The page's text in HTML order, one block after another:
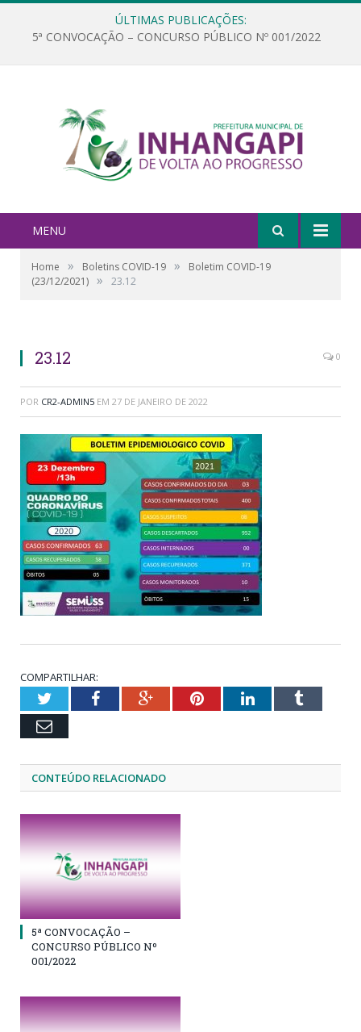
ÚLTIMAS PUBLICAÇÕES:
5ª CONVOCAÇÃO – CONCURSO PÚBLICO Nº 001/2022
MENU
Home » Boletins COVID-19 »
Boletim COVID-19
(23/12/2021) » 23.12
23.12 0
POR CR2-ADMIN5 EM 27 DE JANEIRO DE 2022
COMPARTILHAR:
TwitterFacebookGoogle+PinterestLinkedInTumblr
Email
CONTEÚDO RELACIONADO
5ª CONVOCAÇÃO –
CONCURSO PÚBLICO Nº
001/2022